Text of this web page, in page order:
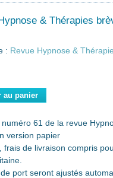
& Thérapies
: Revue Hypnose &
61 de la revue
version papier
frais de livraison compris
port seront ajustés